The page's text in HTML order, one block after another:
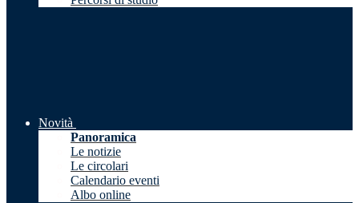
Novità
Panoramica
Le notizie
Le circolari
Calendario eventi
Albo online